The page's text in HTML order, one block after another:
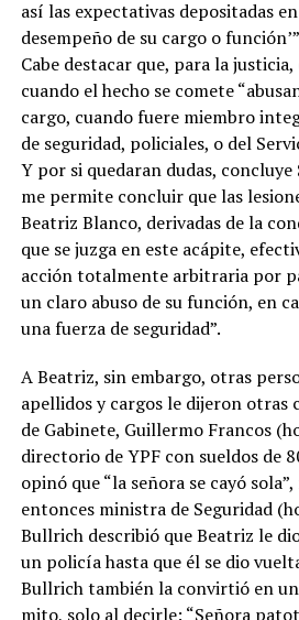
así las expectativas depositadas
desempeño de su cargo o
Cabe destacar que, para la
cuando el hecho se comete
cargo, cuando fuere miembro
de seguridad, policiales, o del
Y por si quedaran dudas,
me permite concluir que las
Beatriz Blanco, derivadas de la
que se juzga en este acápite,
acción totalmente arbitraria por
un claro abuso de su función, en
una fuerza de seguridad”.
A Beatriz, sin embargo, otras
apellidos y cargos le dijeron otras
de Gabinete, Guillermo Francos
directorio de YPF con sueldos de
opinó que “la señora se cayó
entonces ministra de Seguridad
Bullrich describió que Beatriz le
un policía hasta que él se dio
Bullrich también la convirtió en
mito, solo al decirle: “Señora